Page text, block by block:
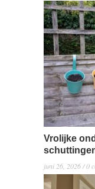
Read more →
Vrolijke
juni 26, 2026 / 0
Privacy in je